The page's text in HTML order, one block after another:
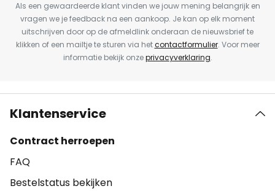
Als een gewaardeerde klant vinden we jouw mening belangrijk en
vragen we je feedback na een aankoop. Je kan op elk moment
uitschrijven door op de afmeldlink onderaan de nieuwsbrief te
klikken of een mailtje te sturen via hetcontactformulier. Voor meer
informatie bekijk onzeprivacyverklaring.
Klantenservice
Contract herroepen
FAQ
Bestelstatus bekijken